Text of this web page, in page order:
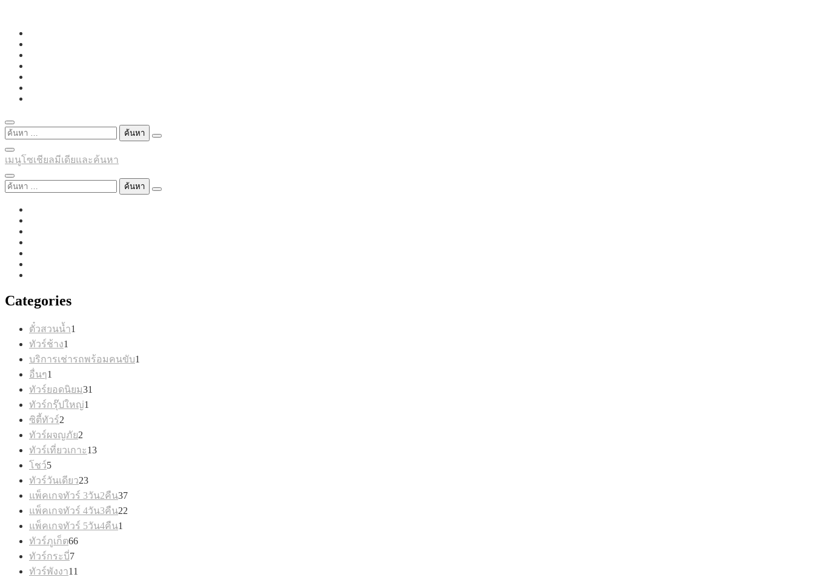
Skip
content
ค้นหา
สำหรับ:
เมนูโซเชียลมีเดียและค้นหา
ค้นหา
Categories
ตั๋วสวนน้ำ1
ทัวร์ช้าง1
สินค้า
บริการเช่ารถพร้อมคนขับ1
อื่นๆ1
สินค้า
ทัวร์ยอดนิยม31
ทัวร์กรุ๊ปใหญ่1
ซิตี้ทัวร์2
สินค้า
ทัวร์ผจญภัย2
สินค้า
ทัวร์เที่ยวเกาะ13
โชว์5
สินค้า
ทัวร์วันเดียว23
สินค้า
แพ็คเกจทัวร์ 3วัน2คืน3737
แพ็คเกจทัวร์ 4วัน3คืน22
แพ็คเกจทัวร์ 5วัน4คืน1
ทัวร์ภูเก็ต66
ทัวร์กระบี่77
สินค้า
ทัวร์พังงา11